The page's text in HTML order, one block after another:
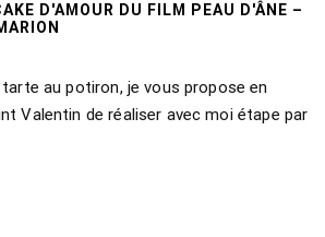
D'AMOUR DU FILM PEAU D'ÂNE –
au potiron, je vous propose en
Valentin de réaliser avec moi étape par